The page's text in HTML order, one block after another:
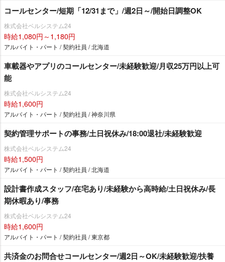
コールセンター/短期「12/31まで」/週2日～/開始日調整OK
株式会社ベルシステム24
時給1,080円～1,180円
アルバイト・パート / 契約社員 / 北海道
車載器やアプリのコールセンター/未経験歓迎/月収25万円以上可
能
株式会社ベルシステム24
時給1,600円
アルバイト・パート / 契約社員 / 神奈川県
契約管理サポートの事務/土日祝休み/18:00退社/未経験歓迎
株式会社ベルシステム24
時給1,500円
アルバイト・パート / 契約社員 / 北海道
設計書作成スタッフ/在宅あり/未経験から高時給/土日祝休み/長
期休暇あり/事務
株式会社ベルシステム24
時給1,600円
アルバイト・パート / 契約社員 / 東京都
共済金のお問合せコールセンター/週2日～OK/未経験歓迎/扶養